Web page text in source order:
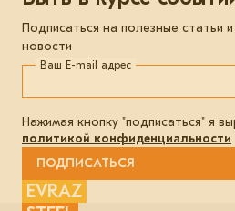
Подписаться на полезные статьи
новости
Ваш E-mail адрес
Нажимая кнопку "подписаться" я
политикой конфиденциальности
ПОДПИСАТЬСЯ
EVRAZ